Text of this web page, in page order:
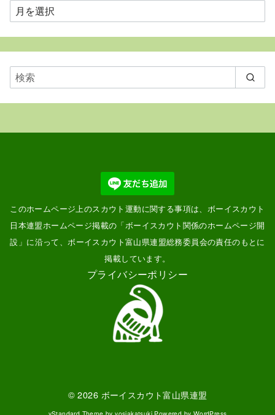
月
ご
と
表
示
このホームページ上のスカウト運動に関する事項は、ボーイスカウト
日本連盟ホームページ掲載の「ボーイスカウト関係のホームページ開
設 」に沿って、ボーイスカウト富山県連盟総務委員会の責任のもとに
掲載しています。
プライバシーポリシー
© 2026 ボーイスカウト富山県連盟